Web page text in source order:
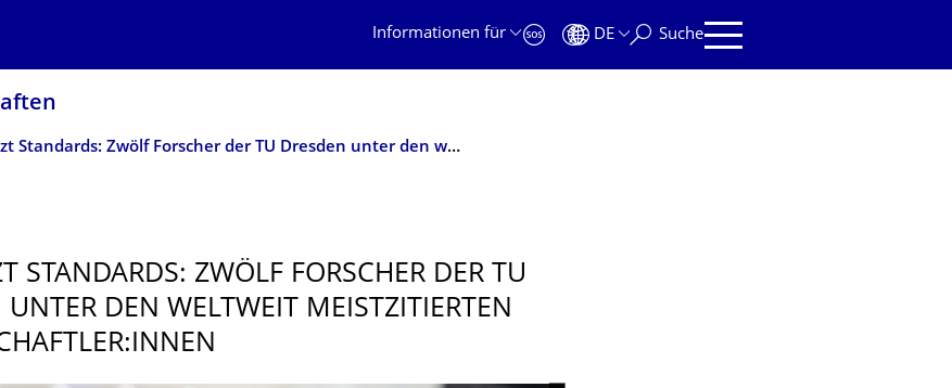
Informationen für
DE Suche
TUD setzt Standards: Zwölf Forscher der TU Dresden unter den weltweit meistzitierten Wissenschaftler:innen
STANDARDS: ZWÖLF FORSCHER DER TU
UNTER DEN WELTWEIT MEISTZITIERTEN